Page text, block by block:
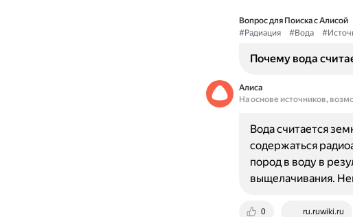
Вопрос для Поиска с Алисой
#Радиация
#Вода
Почему вода
Алиса
На основе источников,
0 ru.ruwiki.ru
Вода считается
содержаться
пород в воду в
выщелачивания.